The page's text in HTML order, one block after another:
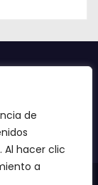
de
Al hacer clic
a